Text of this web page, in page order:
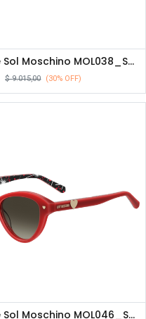
Lentes de Sol Moschino MOL038_S_0009O_P02
$9.015,00 (30% OFF)
Lentes de Sol Moschino MOL046_S_C9AHA_P00